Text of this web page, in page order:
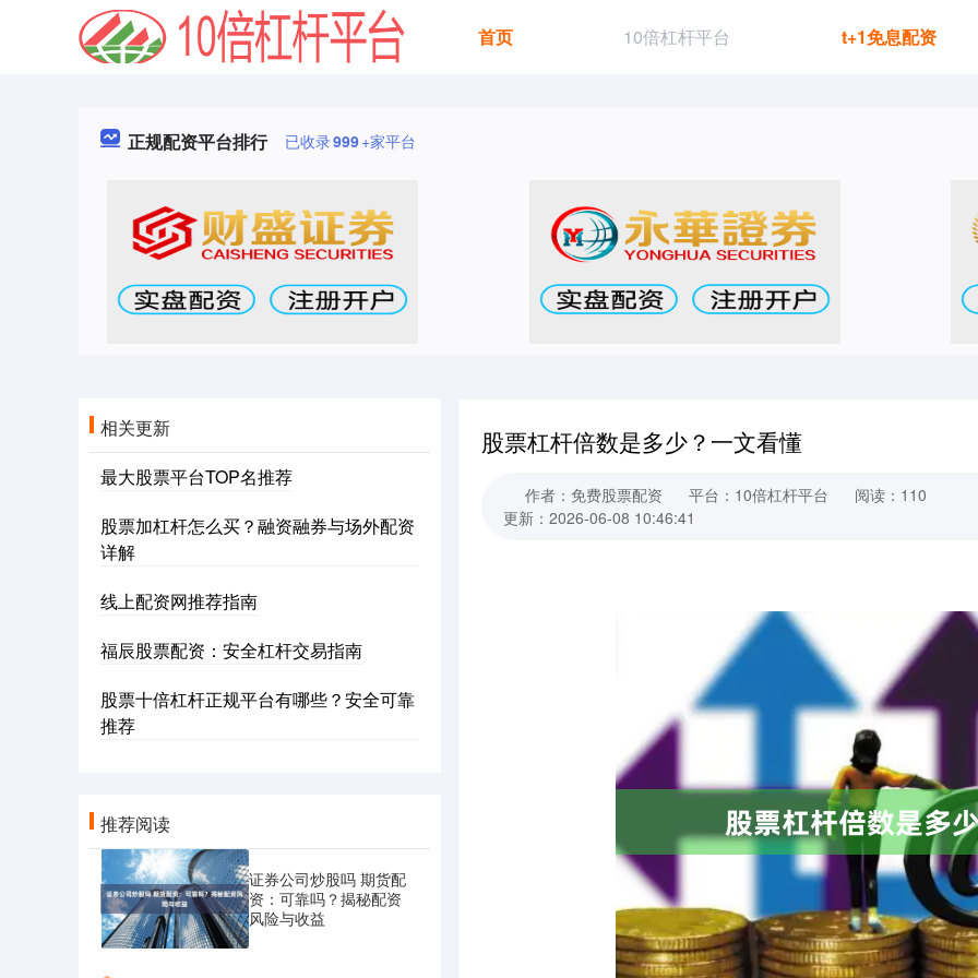
首页 10倍杠杆平台 t+1免息配资
正规配资平台排行 已收录999+家平台
股票杠杆倍数是多少？一文看懂
作者：免费股票配资 平台：10倍杠杆平台
阅读：110
更新：2026-06-08 10:46:41
相关更新
最大股票平台TOP名推荐
股票加杠杆怎么买？融资融券与场外配资
详解
线上配资网推荐指南
福辰股票配资：安全杠杆交易指南
股票十倍杠杆正规平台有哪些？安全可靠
推荐
推荐阅读
证券公司炒股吗 期货配
资：可靠吗？揭秘配资
风险与收益